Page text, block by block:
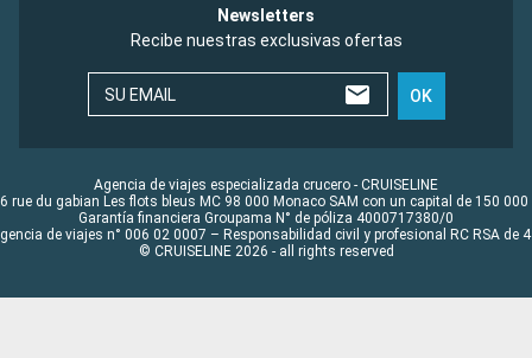
Newsletters
Recibe nuestras exclusivas ofertas
SU EMAIL OK
Agencia de viajes especializada crucero - CRUISELINE
rue du gabian Les flots bleus MC 98 000 Monaco SAM con un capital de 150 000
Garantía financiera Groupama N° de póliza 4000717380/0
de viajes n° 006 02 0007 – Responsabilidad civil y profesional RC RSA de
© CRUISELINE 2026 - all rights reserved